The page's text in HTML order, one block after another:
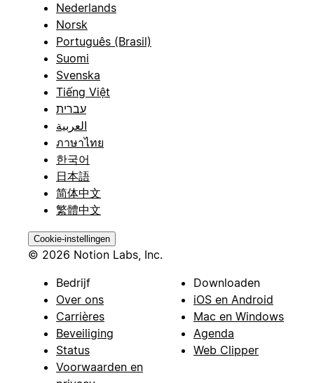
Nederlands
Norsk
Português (Brasil)
Suomi
Svenska
Tiếng Việt
עברית
العربية
ภาษาไทย
한국어
日本語
简体中文
繁體中文
Cookie-instellingen
© 2026 Notion Labs, Inc.
Bedrijf
Over ons
Carrières
Beveiliging
Status
Voorwaarden en
Downloaden
iOS en Android
Mac en Windows
Agenda
Web Clipper